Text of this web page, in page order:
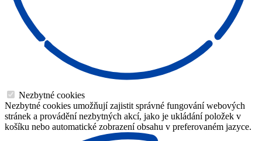
Nezbytné cookies
Nezbytné cookies umožňují zajistit správné fungování webových
stránek a provádění nezbytných akcí, jako je ukládání položek v
košíku nebo automatické zobrazení obsahu v preferovaném jazyce.